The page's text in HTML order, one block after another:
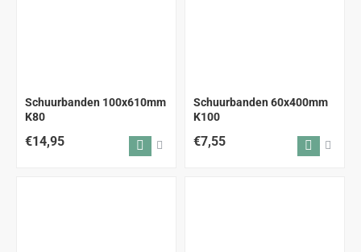
Schuurbanden 100x610mm
K80
€14,95
Schuurbanden 60x400mm
K100
€7,55